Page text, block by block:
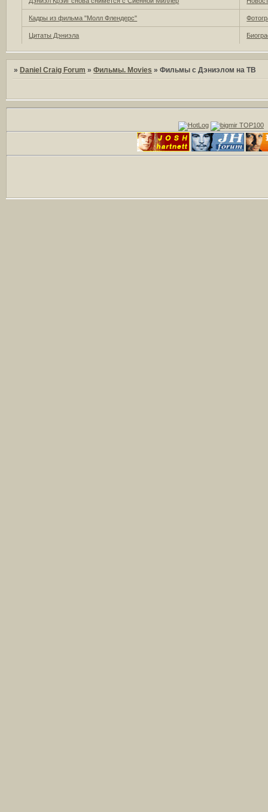
Кадры из фильма "Молл Флендерс"
Цитаты Дэниэла
»Daniel Craig Forum »Фильмы. Movies »Фильмы с Дэниэлом на ТВ